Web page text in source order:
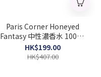
Paris Corner Honeyed
Fantasy 中性濃香水 100ml
(Barcode: 6298750137969)
HK$199.00
HK$407.00